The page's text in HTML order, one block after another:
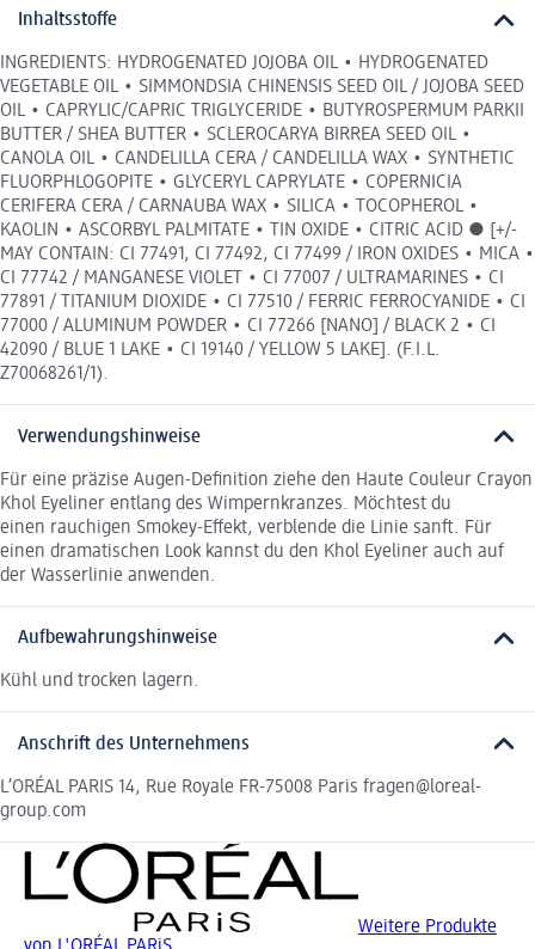
Inhaltsstoffe
INGREDIENTS: HYDROGENATED JOJOBA OIL • HYDROGENATED
VEGETABLE OIL • SIMMONDSIA CHINENSIS SEED OIL / JOJOBA SEED
OIL • CAPRYLIC/CAPRIC TRIGLYCERIDE • BUTYROSPERMUM PARKII
BUTTER / SHEA BUTTER • SCLEROCARYA BIRREA SEED OIL •
CANOLA OIL • CANDELILLA CERA / CANDELILLA WAX • SYNTHETIC
FLUORPHLOGOPITE • GLYCERYL CAPRYLATE • COPERNICIA
CERIFERA CERA / CARNAUBA WAX • SILICA • TOCOPHEROL •
KAOLIN • ASCORBYL PALMITATE • TIN OXIDE • CITRIC ACID ● [+/-
MAY CONTAIN: CI 77491, CI 77492, CI 77499 / IRON OXIDES • MICA •
CI 77742 / MANGANESE VIOLET • CI 77007 / ULTRAMARINES • CI
77891 / TITANIUM DIOXIDE • CI 77510 / FERRIC FERROCYANIDE • CI
77000 / ALUMINUM POWDER • CI 77266 [NANO] / BLACK 2 • CI
42090 / BLUE 1 LAKE • CI 19140 / YELLOW 5 LAKE]. (F.I.L.
Z70068261/1).
Verwendungshinweise
Für eine präzise Augen-Definition ziehe den Haute Couleur Crayon
Khol Eyeliner entlang des Wimpernkranzes. Möchtest du
einen rauchigen Smokey-Effekt, verblende die Linie sanft. Für
einen dramatischen Look kannst du den Khol Eyeliner auch auf
der Wasserlinie anwenden.
Aufbewahrungshinweise
Kühl und trocken lagern.
Anschrift des Unternehmens
L’ORÉAL PARIS 14, Rue Royale FR-75008 Paris fragen@loreal-
group.com
Weitere Produkte